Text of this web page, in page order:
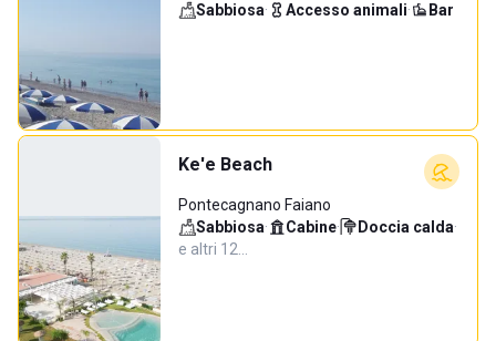
Sabbiosa· Accesso animali· Bar
Ke'e Beach
Pontecagnano Faiano
Sabbiosa· Cabine· Doccia calda·
e altri 12…